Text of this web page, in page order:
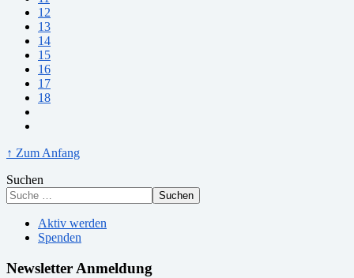
12
13
14
15
16
17
18
↑ Zum Anfang
Suchen
Suchen
Aktiv werden
Spenden
Newsletter Anmeldung